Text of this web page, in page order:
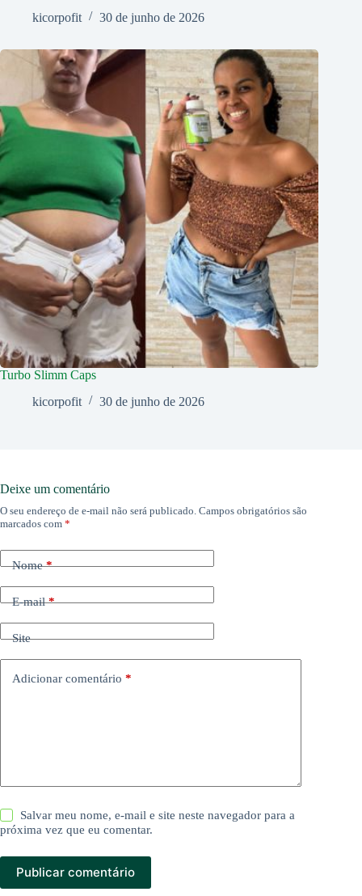
kicorpofit
30 de junho de 2026
Turbo Slimm Caps
kicorpofit
30 de junho de 2026
Deixe um comentário
O seu endereço de e-mail não será publicado. Campos obrigatórios são
marcados com *
Nome*
E-mail*
Site
Adicionar comentário *
Salvar meu nome, e-mail e site neste navegador para a
próxima vez que eu comentar.
Publicar comentário